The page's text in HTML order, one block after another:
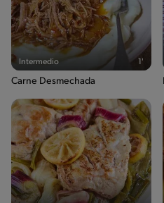
Intermedio 1'
Carne Desmechada